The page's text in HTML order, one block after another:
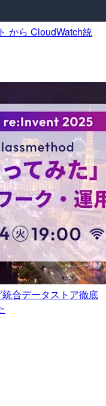
から CloudWatch統
統合データストア徹底